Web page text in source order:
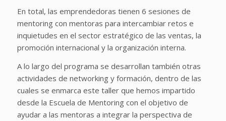
En total, las emprendedoras tienen 6 sesiones de
mentoring con mentoras para intercambiar retos e
inquietudes en el sector estratégico de las ventas, la
promoción internacional y la organización interna.
A lo largo del programa se desarrollan también otras
actividades de networking y formación, dentro de las
cuales se enmarca este taller que hemos impartido
desde la Escuela de Mentoring con el objetivo de
ayudar a las mentoras a integrar la perspectiva de